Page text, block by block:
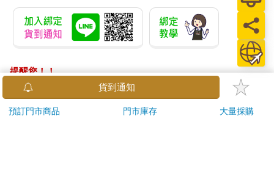
提醒您！！
金石堂及銀行均不會請您操作ATM! 如接獲電話要求您前往
ATM提款機，請不要聽從指示，以免受騙上當！
貨到通知
預訂門市商品 門市庫存 大量採購